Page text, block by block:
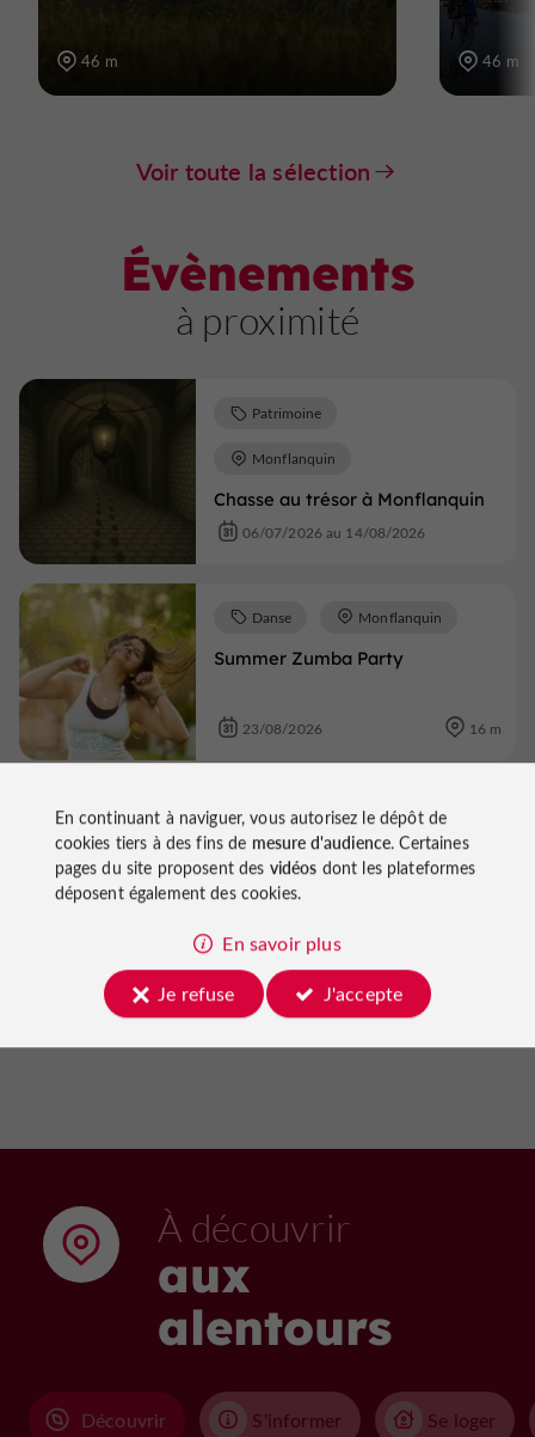
46 m 46 m
Voir toute la sélection
Évènements
à proximité
Chasse au trésor à Monflanquin
Patrimoine
Monflanquin
06/07/2026 au 14/08/2026
Summer Zumba Party
Danse Monflanquin
23/08/2026 16 m
Marché traditionnel de
Monflanquin
Marchés Monflanquin
Voir tous les événements
À découvrir
aux
alentours
Découvrir S'informer Se loger
En continuant à naviguer, vous autorisez le dépôt de
cookies tiers à des fins de mesure d'audience. Certaines
pages du site proposent des vidéos dont les plateformes
déposent également des cookies.
En savoir plus
Je refuse
J'accepte